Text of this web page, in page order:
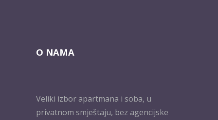
O NAMA
Veliki izbor apartmana i soba, u
privatnom smještaju, bez agencijske